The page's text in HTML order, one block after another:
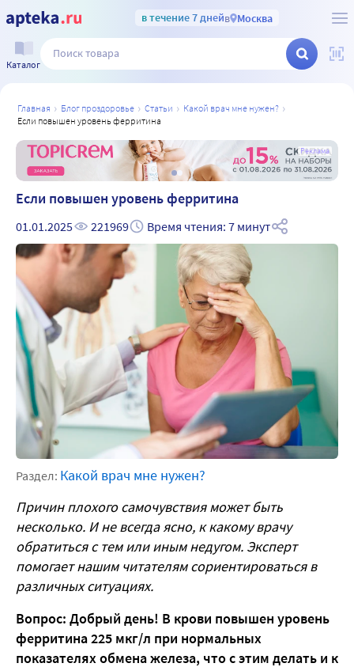
в течение 7 днейв Москва
Каталог
главная блог проздоровье статьи
какой врач мне нужен?
если повышен уровень ферритина
Реклама
Если повышен уровень ферритина
01.01.2025 221969 Время чтения: 7 минут
Раздел: Какой врач мне нужен?
Причин плохого самочувствия может быть
несколько. И не всегда ясно, к какому врачу
обратиться с тем или иным недугом. Эксперт
помогает нашим читателям сориентироваться в
различных ситуациях.
Вопрос: Добрый день! В крови повышен уровень
ферритина 225 мкг/л при нормальных
показателях обмена железа, что с этим делать и к